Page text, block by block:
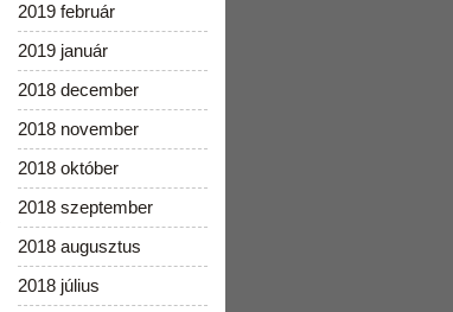
2019 február
2019 január
2018 december
2018 november
2018 október
2018 szeptember
2018 augusztus
2018 július